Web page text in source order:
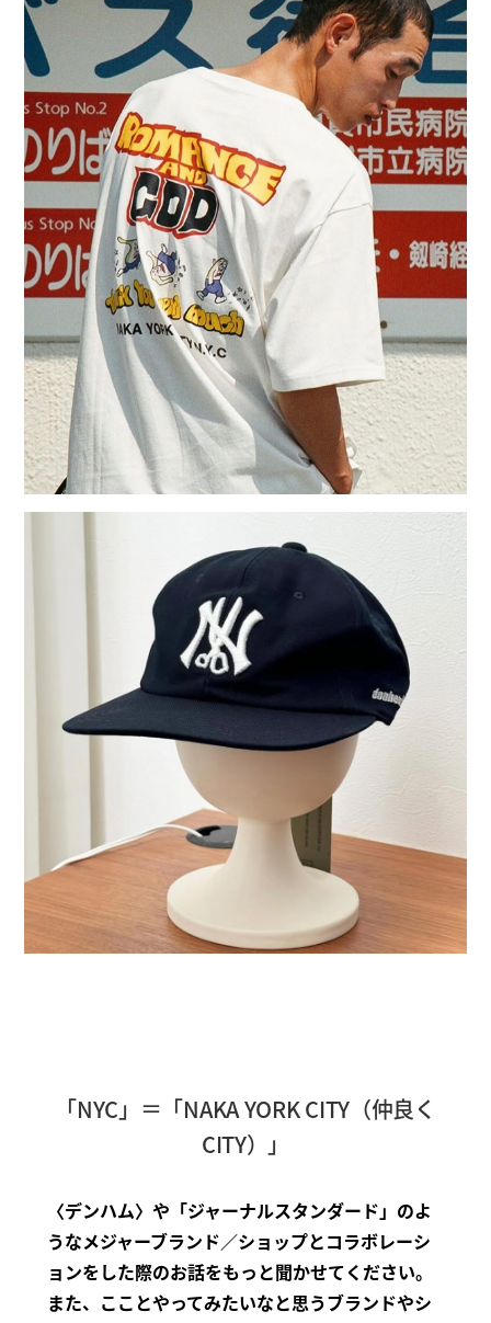
「NYC」＝「NAKA YORK CITY（仲良く
CITY）」
〈デンハム〉や「ジャーナルスタンダード」のよ
うなメジャーブランド／ショップとコラボレーシ
ョンをした際のお話をもっと聞かせてください。
また、こことやってみたいなと思うブランドやシ